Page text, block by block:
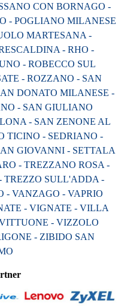
CON BORNAGO -
- POGLIANO MILANESE
MARTESANA -
- RHO -
- ROBECCO SUL
- ROZZANO - SAN
DONATO MILANESE -
- SAN GIULIANO
- SAN ZENONE AL
TICINO - SEDRIANO -
GIOVANNI - SETTALA
- TREZZANO ROSA -
TREZZO SULL'ADDA -
- VANZAGO - VAPRIO
- VIGNATE - VILLA
- VIZZOLO
- ZIBIDO SAN